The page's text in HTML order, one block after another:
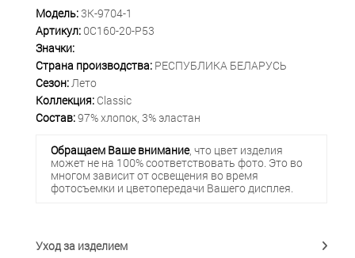
Модель:3К-9704-1
Артикул: 0С160-20-Р53
Значки:
Страна производства: РЕСПУБЛИКА БЕЛАРУСЬ
Сезон:Лето
Коллекция: Classic
Состав:97% хлопок, 3% эластан
Обращаем Ваше внимание, что цвет изделия
может не на 100% соответствовать фото. Это во
многом зависит от освещения во время
фотосъемки и цветопередачи Вашего дисплея.
Уход за изделием